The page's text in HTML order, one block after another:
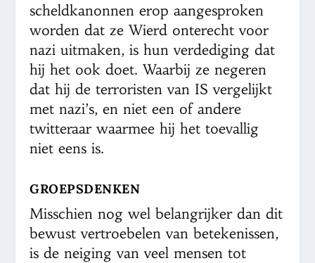
scheldkanonnen erop aangesproken
worden dat ze Wierd onterecht voor
nazi uitmaken, is hun verdediging dat
hij het ook doet. Waarbij ze negeren
dat hij de terroristen van IS vergelijkt
met nazi’s, en niet een of andere
twitteraar waarmee hij het toevallig
niet eens is.
GROEPSDENKEN
Misschien nog wel belangrijker dan dit
bewust vertroebelen van betekenissen,
is de neiging van veel mensen tot